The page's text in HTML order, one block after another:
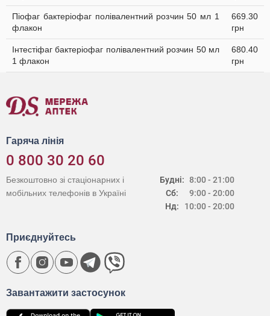
Піофаг бактеріофаг полівалентний розчин 50 мл 1
флакон
669.30
грн
Інтестіфаг бактеріофаг полівалентний розчин 50 мл
1 флакон
680.40
грн
Гаряча лінія
0 800 30 20 60
Будні:
Сб:
Нд:
8:00 - 21:00
9:00 - 20:00
10:00 - 20:00
Безкоштовно зі стаціонарних і
мобільних телефонів в Україні
Завантажити застосунок
Приєднуйтесь